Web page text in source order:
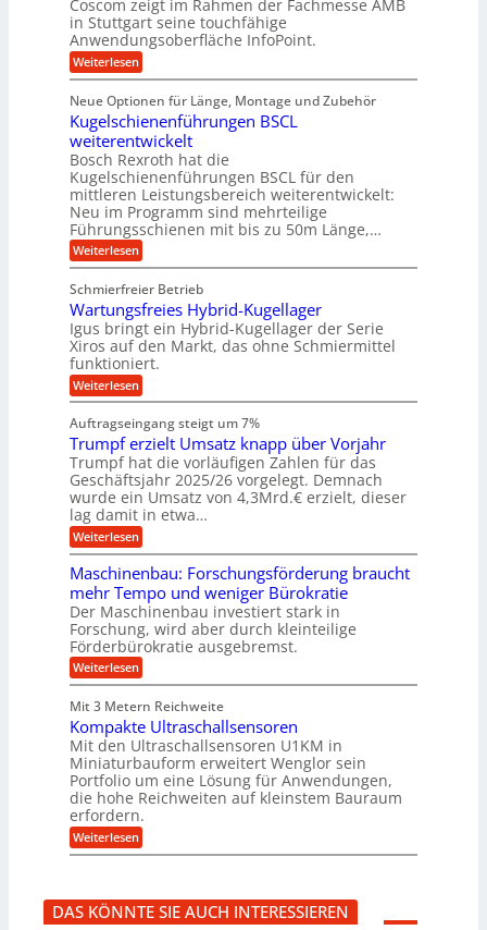
b
e
f
ü
r
r
a
u
e
U
m
g
e
b
u
n
g
e
n
g
s
e
i
g
a
n
g
e
r
S
t
e
l
l
e
n
i
e
b
e
f
r
p
r
ä
z
i
s
e
H
u
b
e
w
e
g
u
n
g
e
s
i
o
n
f
r
A
u
t
o
m
o
t
i
v
e
n
d
M
a
s
c
h
i
e
n
b
a
u
Coscom zeigt im Rahmen der Fachmesse AMB
in Stuttgart seine touchfähige
Anwendungsoberfläche InfoPoint.
Weiterlesen:
D
g
i
t
a
l
e
r
W
e
r
k
z
e
u
g
k
r
e
i
s
a
u
f
Neue Optionen für Länge, Montage und Zubehör
Kugelschienenführungen BSCL
weiterentwickelt
Bosch Rexroth hat die
Kugelschienenführungen BSCL für den
mittleren Leistungsbereich weiterentwickelt:
Neu im Programm sind mehrteilige
Führungsschienen mit bis zu 50m Länge,…
Weiterlesen:
K
g
e
l
s
c
h
i
e
e
n
f
ü
h
r
u
n
g
e
n
B
S
C
L
w
e
i
t
e
r
e
n
t
w
i
c
k
e
Schmierfreier Betrieb
Wartungsfreies Hybrid-Kugellager
Igus bringt ein Hybrid-Kugellager der Serie
Xiros auf den Markt, das ohne Schmiermittel
funktioniert.
Weiterlesen:
W
r
t
u
n
g
s
r
e
e
s
H
y
b
r
i
d
-
u
g
e
l
a
g
e
r
Auftragseingang steigt um 7%
Trumpf erzielt Umsatz knapp über Vorjahr
Trumpf hat die vorläufigen Zahlen für das
Geschäftsjahr 2025/26 vorgelegt. Demnach
wurde ein Umsatz von 4,3Mrd.€ erzielt, dieser
lag damit in etwa…
Weiterlesen:
T
u
m
p
f
e
r
z
i
e
t
U
m
s
a
t
z
k
n
p
ü
Maschinenbau: Forschungsförderung braucht
mehr Tempo und weniger Bürokratie
Der Maschinenbau investiert stark in
Forschung, wird aber durch kleinteilige
Förderbürokratie ausgebremst.
Weiterlesen:
M
s
c
h
i
n
e
n
b
a
u
r
s
Mit 3 Metern Reichweite
Kompakte Ultraschallsensoren
Mit den Ultraschallsensoren U1KM in
Miniaturbauform erweitert Wenglor sein
Portfolio um eine Lösung für Anwendungen,
die hohe Reichweiten auf kleinstem Bauraum
erfordern.
Weiterlesen:
K
p
a
DAS KÖNNTE SIE AUCH INTERESSIEREN